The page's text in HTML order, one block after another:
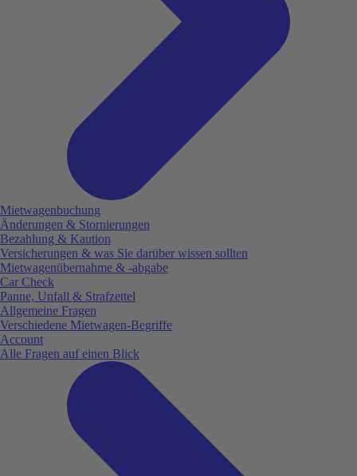
Mietwagenbuchung
Änderungen & Stornierungen
Bezahlung & Kaution
Versicherungen & was Sie darüber wissen sollten
Mietwagenübernahme & -abgabe
Car Check
Panne, Unfall & Strafzettel
Allgemeine Fragen
Verschiedene Mietwagen-Begriffe
Account
Alle Fragen auf einen Blick